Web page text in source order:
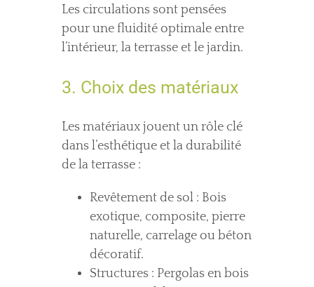
Les circulations sont pensées
pour une fluidité optimale entre
l’intérieur, la terrasse et le jardin.
3. Choix des matériaux
Les matériaux jouent un rôle clé
dans l’esthétique et la durabilité
de la terrasse :
Revêtement de sol : Bois
exotique, composite, pierre
naturelle, carrelage ou béton
décoratif.
Structures : Pergolas en bois